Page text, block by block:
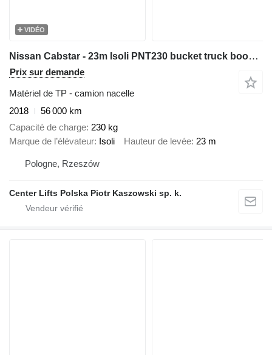
VIDÉO
Nissan Cabstar - 23m Isoli PNT230 bucket truck boom lift zwyżka
Prix sur demande
Matériel de TP - camion nacelle
2018
56 000 km
Capacité de charge 230 kg
Marque de l’élévateur Isoli Hauteur de levée 23 m
Pologne, Rzeszów
Center Lifts Polska Piotr Kaszowski sp. k.